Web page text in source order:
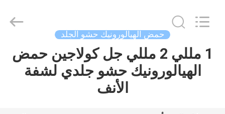
المنزل
Trading
Rights
Reserved.
حمض الهيالورونيك حشو الجلد
1 مللي 2 مللي جل كولاجين حمض
الهيالورونيك حشو جلدي لشفة
الأنف